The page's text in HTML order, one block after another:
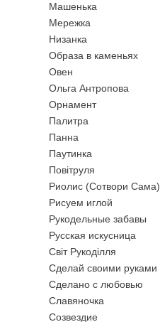
Машенька
Мережка
Низанка
Образа в каменьях
Овен
Ольга Антропова
Орнамент
Палитра
Панна
Паутинка
Повiтруля
Риолис (Сотвори Сама)
Рисуем иглой
Рукодельные забавы
Русская искусница
Свiт Рукодiлля
Сделай своими руками
Сделано с любовью
Славяночка
Созвездие